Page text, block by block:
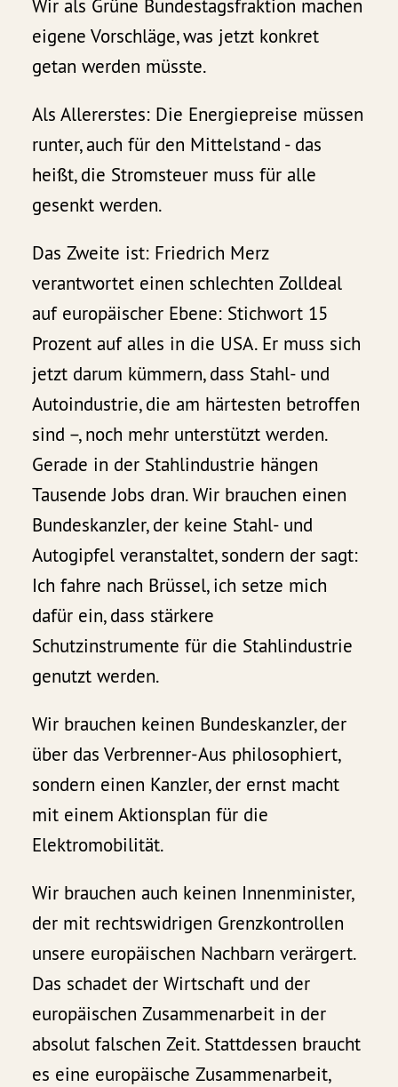
Wir als Grüne Bundestagsfraktion machen
eigene Vorschläge, was jetzt konkret
getan werden müsste.
Als Allererstes: Die Energiepreise müssen
runter, auch für den Mittelstand - das
heißt, die Stromsteuer muss für alle
gesenkt werden.
Das Zweite ist: Friedrich Merz
verantwortet einen schlechten Zolldeal
auf europäischer Ebene: Stichwort 15
Prozent auf alles in die USA. Er muss sich
jetzt darum kümmern, dass Stahl- und
Autoindustrie, die am härtesten betroffen
sind –, noch mehr unterstützt werden.
Gerade in der Stahlindustrie hängen
Tausende Jobs dran. Wir brauchen einen
Bundeskanzler, der keine Stahl- und
Autogipfel veranstaltet, sondern der sagt:
Ich fahre nach Brüssel, ich setze mich
dafür ein, dass stärkere
Schutzinstrumente für die Stahlindustrie
genutzt werden.
Wir brauchen keinen Bundeskanzler, der
über das Verbrenner-Aus philosophiert,
sondern einen Kanzler, der ernst macht
mit einem Aktionsplan für die
Elektromobilität.
Wir brauchen auch keinen Innenminister,
der mit rechtswidrigen Grenzkontrollen
unsere europäischen Nachbarn verärgert.
Das schadet der Wirtschaft und der
europäischen Zusammenarbeit in der
absolut falschen Zeit. Stattdessen braucht
es eine europäische Zusammenarbeit,